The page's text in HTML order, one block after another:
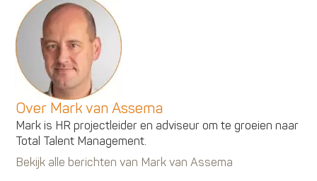
Over Mark van Assema
Mark is HR projectleider en adviseur om te groeien naar
Total Talent Management.
Bekijk alle berichten van Mark van Assema